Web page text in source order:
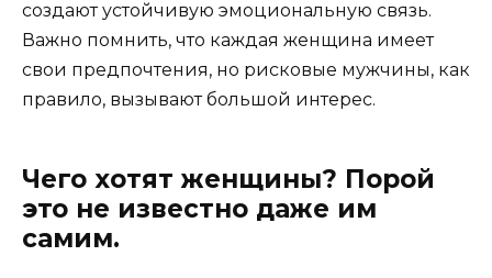
создают устойчивую эмоциональную связь.
Важно помнить, что каждая женщина имеет
свои предпочтения, но рисковые мужчины, как
правило, вызывают большой интерес.
Чего хотят женщины? Порой
это не известно даже им
самим.